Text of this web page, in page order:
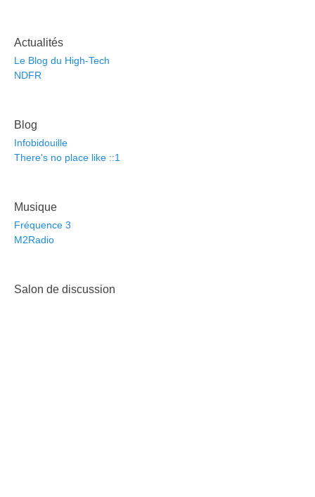
Actualités
Le Blog du High-Tech
NDFR
Blog
Infobidouille
There's no place like ::1
Musique
Fréquence 3
M2Radio
Salon de discussion